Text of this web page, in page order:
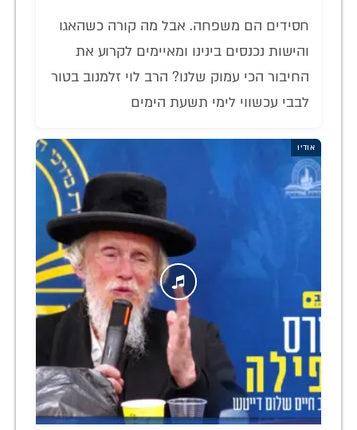
חסידים הם משפחה. אבל מה קורה כשהאגו
והישות נכנסים בינינו ומאיימים לקרוע את
החיבור הכי עמוק שלנו? הרב לוי זלמנוב בטור
לבבי עכשווי לימי תשעת הימים
אודיו